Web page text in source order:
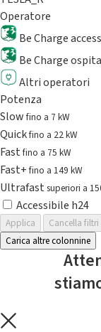
Operatore
Be Charge
Be Charge
Altri operatori
Potenza
Slowfino a 7 kW
Quickfino a 22 kW
Fastfino a 75 kW
Fast+fino a 149 kW
Ultrafast superiori a
Accessibile h24
Applica
Cancella filtri
Carica altre colonnine